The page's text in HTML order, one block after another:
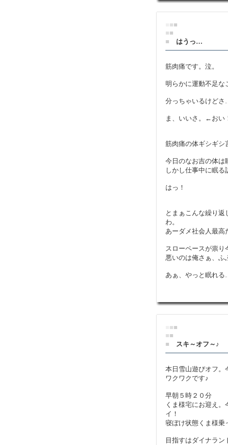
■■
■■
■
はうっ…
筋肉痛です。泣。
明らかに運動不足な
分っちゃいるけど
ま、いいさ。←おい
筋肉痛の体ギシギシ
今日のなお吉の体は
しかし仕事中
はっ！
とまぁこんな繰り
わ。
あーダメ社会人最高
スローペースが祟り
悪いのは俺さぁ、ふ
あぁ、やっと眠れ
■■
■■
■
スキ～オフ～♪
本日雪山遊びオフ。
ワクワクです♪
早朝５時２０分
くま様宅にお迎え
イ！
寝ぼけ状態くま様乗
目指すはダイナラ